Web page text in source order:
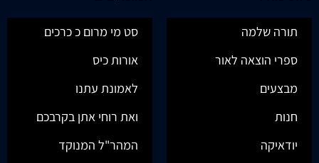
תורה שלמה
ספרי הוצאה לאור
מבצעים
חנות
יודאיקה
סט מי מרום כ כרכים
אורות כיס
לאמונת עתנו
ואת רוחי אתן בקרבכם
המהר"ל המנוקד